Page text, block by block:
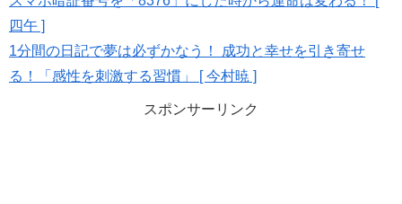
四午 ]
1分間の日記で夢は必ずかなう！ 成功と幸せを引き寄せ
る！「感性を刺激する習慣」 [ 今村暁 ]
スポンサーリンク